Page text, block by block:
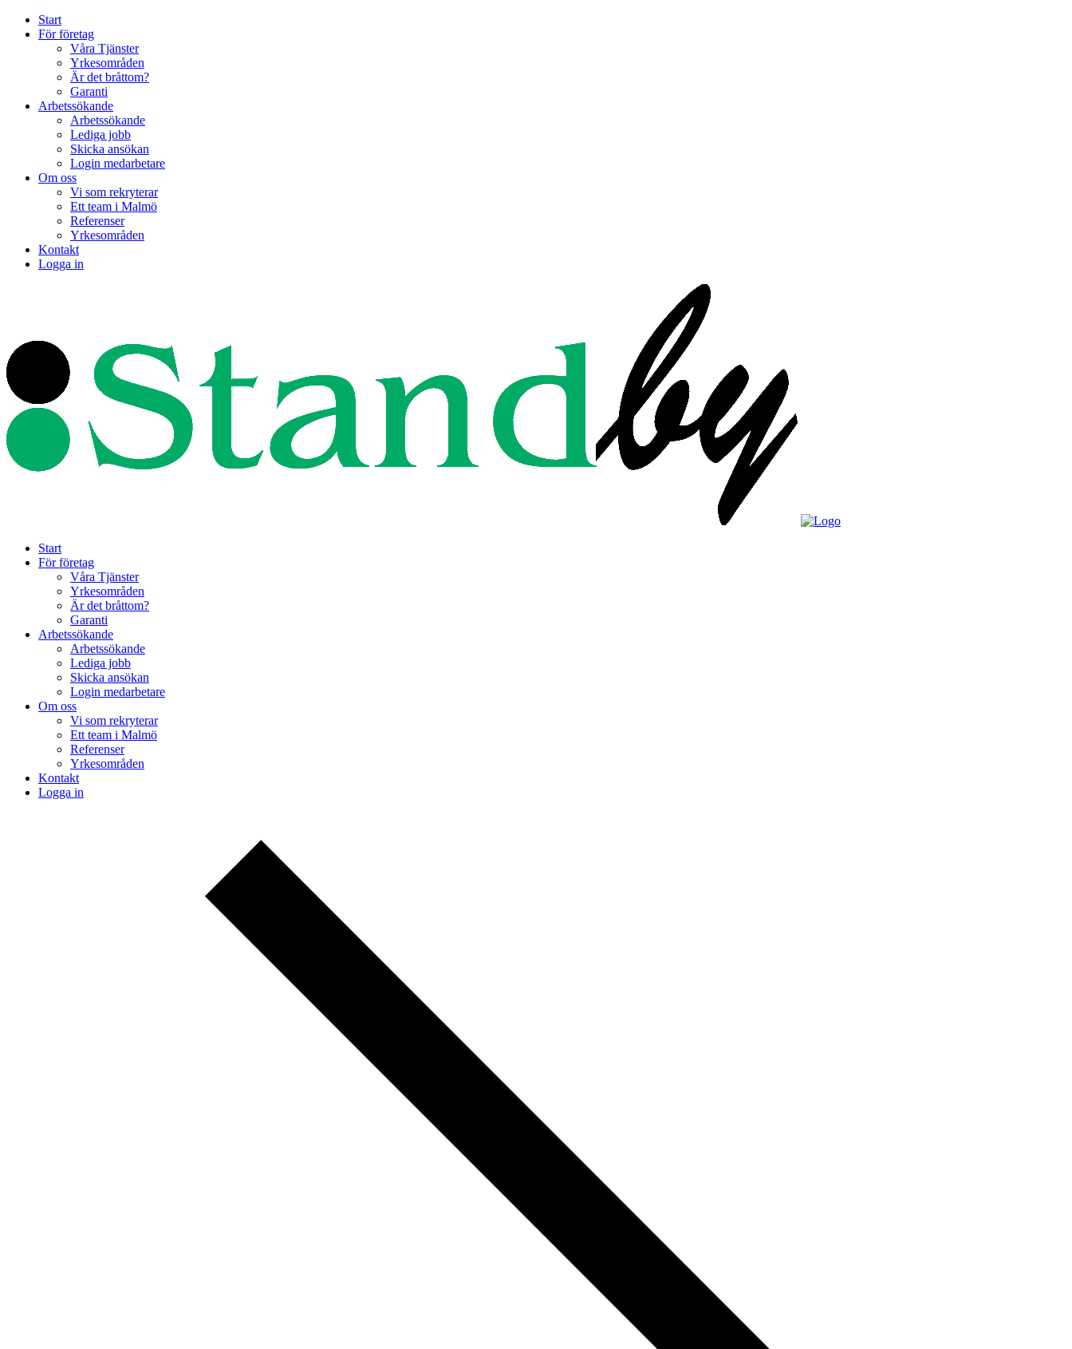
Start
För företag
Våra Tjänster
Yrkesområden
Är det bråttom?
Garanti
Arbetssökande
Arbetssökande
Lediga jobb
Skicka ansökan
Login medarbetare
Om oss
Vi som rekryterar
Ett team i Malmö
Referenser
Yrkesområden
Kontakt
Logga in
Start
För företag
Våra Tjänster
Yrkesområden
Är det bråttom?
Garanti
Arbetssökande
Arbetssökande
Lediga jobb
Skicka ansökan
Login medarbetare
Om oss
Vi som rekryterar
Ett team i Malmö
Referenser
Yrkesområden
Kontakt
Logga in